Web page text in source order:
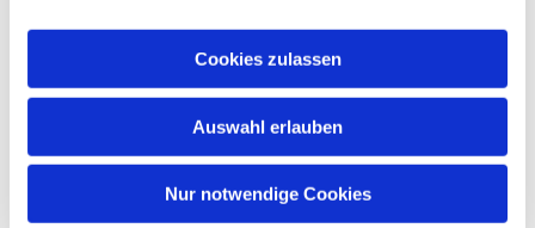
Cookies zulassen
Auswahl erlauben
Nur notwendige Cookies